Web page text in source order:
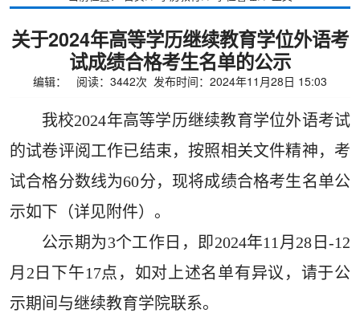
关于2024年高等学历继续教育学位外语考
试成绩合格考生名单的公示
编辑： 阅读： 3442次 发布时间：2024年11月28日 15:03
我校2024年高等学历继续教育学位外语考试
的试卷评阅工作已结束，按照相关文件精神，考
试合格分数线为60分，现将成绩合格考生名单公
示如下（详见附件）。
公示期为3个工作日，即2024年11月 28 日-12
月 2 日 下午17点，如对上述名单有异议，请于公
示期间与继续教育学院联系。